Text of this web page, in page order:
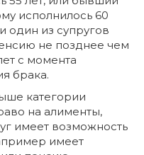
исполнилось 60
один из супругов
не позднее чем
с момента
брака.
категории
на алименты,
имеет возможность
имеет